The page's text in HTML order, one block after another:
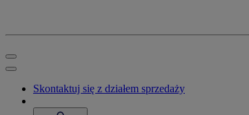
Skontaktuj się z działem sprzedaży